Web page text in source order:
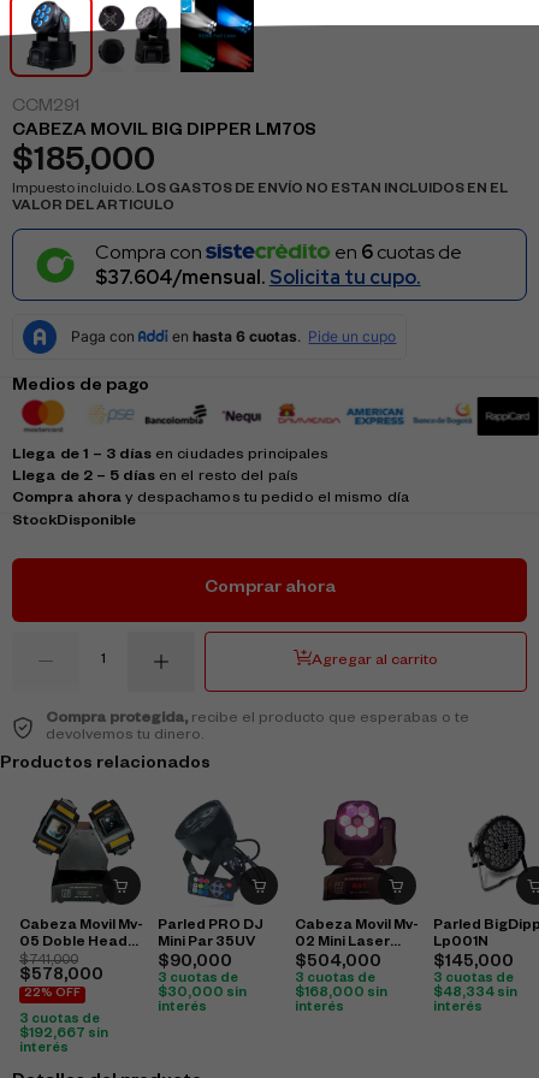
CCM291
CABEZA MOVIL BIG DIPPER LM70S
$185,000
Impuesto incluido. LOS GASTOS DE ENVÍO NO ESTAN INCLUIDOS EN EL
VALOR DEL ARTICULO
Compra con en 6cuotas de
$37.604/mensual. Solicita tu cupo.
Medios de pago
Llega de 1 – 3 díasen ciudades principales
Llega de 2 – 5 díasen el resto del país
Compra ahora y despachamos tu pedido el mismo día
StockDisponible
Comprar ahora
Agregar al carrito
Compra protegida,recibe el producto que esperabas o te
devolvemos tu dinero.
Productos relacionados
Cabeza Movil Mv-
05 Doble Head
Small
$741,000
$578,000
22% OFF
3 cuotas de
$192,667 sin
interés
Parled PRO DJ
Mini Par 35UV
$90,000
3 cuotas de
$30,000 sin
interés
Cabeza Movil Mv-
02 Mini Laser
Cabeza
$504,000
3 cuotas de
$168,000 sin
interés
Parled
Lp001N
$145,000
3 cuotas de
$48,334sin
interés